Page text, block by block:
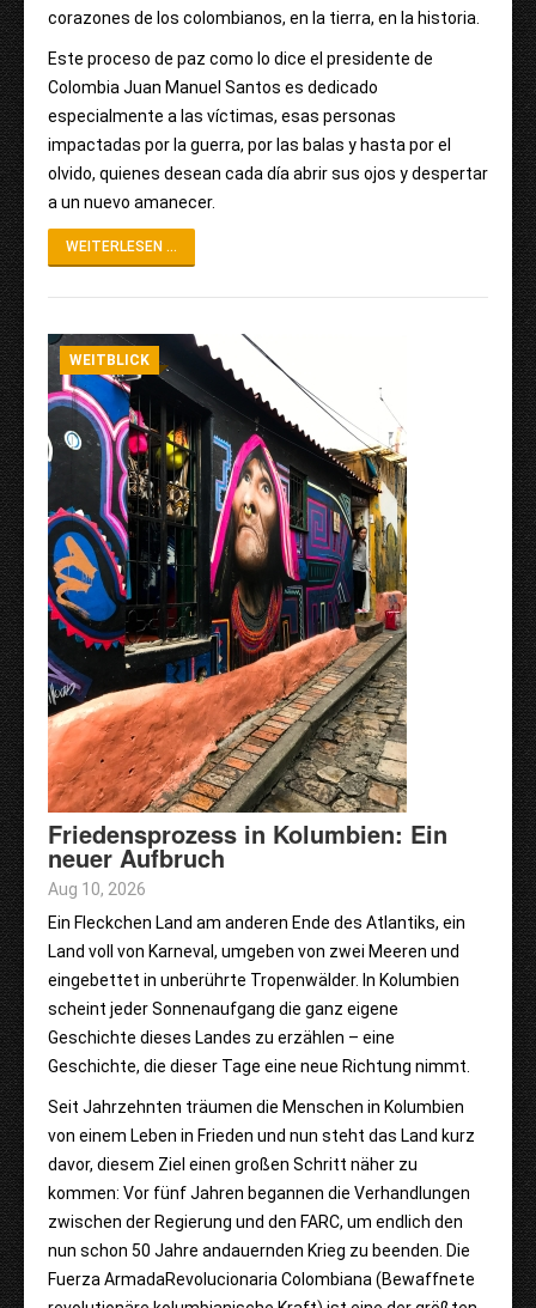
corazones de los colombianos, en la tierra, en la historia.
Este proceso de paz como lo dice el presidente de
Colombia Juan Manuel Santos es dedicado
especialmente a las víctimas, esas personas
impactadas por la guerra, por las balas y hasta por el
olvido, quienes desean cada día abrir sus ojos y despertar
a un nuevo amanecer.
WEITERLESEN ...
WEITBLICK
Friedensprozess in Kolumbien: Ein
neuer Aufbruch
Aug 10, 2026
Ein Fleckchen Land am anderen Ende des Atlantiks, ein
Land voll von Karneval, umgeben von zwei Meeren und
eingebettet in unberührte Tropenwälder. In Kolumbien
scheint jeder Sonnenaufgang die ganz eigene
Geschichte dieses Landes zu erzählen – eine
Geschichte, die dieser Tage eine neue Richtung nimmt.
Seit Jahrzehnten träumen die Menschen in Kolumbien
von einem Leben in Frieden und nun steht das Land kurz
davor, diesem Ziel einen großen Schritt näher zu
kommen: Vor fünf Jahren begannen die Verhandlungen
zwischen der Regierung und den FARC, um endlich den
nun schon 50 Jahre andauernden Krieg zu beenden. Die
Fuerza ArmadaRevolucionaria Colombiana (Bewaffnete